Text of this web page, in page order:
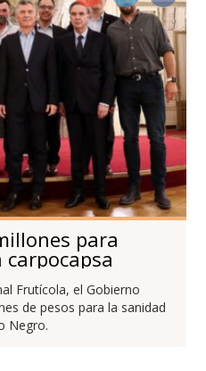
para
Frutícola, el Gobierno
de pesos para la sanidad
Negro.